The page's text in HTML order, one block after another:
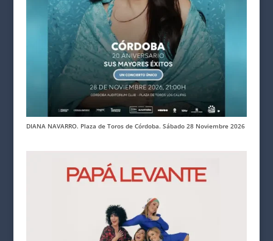
DIANA NAVARRO. Plaza de Toros de Córdoba. Sábado 28 Noviembre 2026